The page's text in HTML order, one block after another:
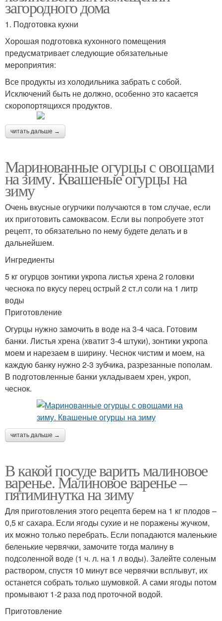
загородного дома
1. Подготовка кухни
Хорошая подготовка кухонного помещения
предусматривает следующие обязательные
мероприятия:
Все продукты из холодильника забрать с собой.
Исключений быть не должно, особенно это касается
скоропортящихся продуктов.
читать дальше →
Маринованные огурцы с овощами
на зиму. Квашеные огурцы на
зиму
Очень вкусные огурчики получаются в том случае, если
их приготовить самоквасом. Если вы попробуете этот
рецепт, то обязательно по нему будете делать и в
дальнейшем.
Ингредиенты
5 кг огурцов зонтики укропа листья хрена 2 головки
чеснока по вкусу перец острый 2 ст.л соли на 1 литр
воды
Приготовление
Огурцы нужно замочить в воде на 3-4 часа. Готовим
банки. Листья хрена (хватит 3-4 штуки), зонтики укропа
моем и нарезаем в ширину. Чеснок чистим и моем, на
каждую банку нужно 2-3 зубчика, разрезанные пополам.
В подготовленные банки укладываем хрен, укроп,
чеснок.
читать дальше →
В какой посуде варить малиновое
варенье. Малиновое варенье –
пятиминутка на зиму
Для приготовления этого рецепта берем на 1 кг плодов –
0,5 кг сахара. Если ягоды сухие и не поражены жучком,
их можно только перебрать. Если попадаются маленькие
беленькие червячки, замочите тогда малину в
подсоленной воде (1 ч. л. на 1 л воды). Залейте соленым
раствором, спустя 10 минут все червячки всплывут, их
останется собрать только шумовкой. А сами ягоды потом
промывают 1-2 раза под проточной водой.
Приготовление